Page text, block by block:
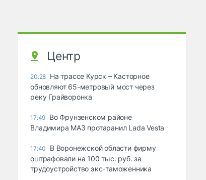
Центр
20:28 На трассе Курск – Касторное
обновляют 65-метровый мост через
реку Грайворонка
17:49 Во Фрунзенском районе
Владимира МАЗ протаранил Lada Vesta
17:40
В Воронежской области фирму
оштрафовали на 100 тыс. руб. за
трудоустройство экс-таможенника